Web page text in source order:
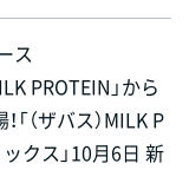
ス
PROTEIN」から
（ザバス）MILK P
クス」10月6日 新